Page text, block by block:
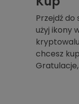
Przejdź do
użyj ikony
chcesz